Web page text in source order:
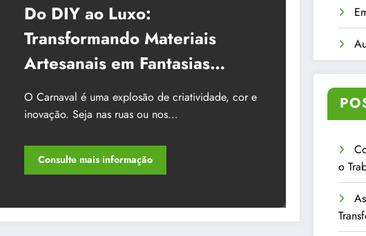
Do DIY ao Luxo:
Transformando Materiais
Artesanais em Fantasias
Profissionais para o Carnaval
O Carnaval é uma explosão de criatividade, cor e
inovação. Seja nas ruas ou nos…
Consulte mais informação
o